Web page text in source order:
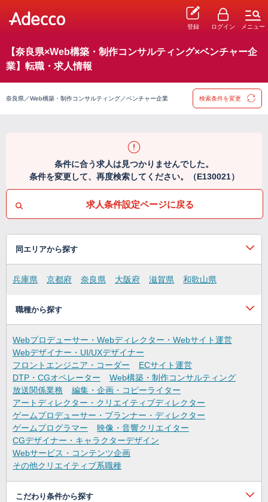
登録 ログイン メニュー
【奈良県×Web構築・制作コンサルティング×ベンチャー企
業】転職・求人情報
奈良県／Web構築・制作コンサルティング／ベンチャー企業 検索条件を変更
条件に合う求人は見つかりませんでした。
条件を変更して、再度検索してください。（E130021）
求人条件設定ページに戻る
同エリアから探す
兵庫県 京都府 奈良県 大阪府 滋賀県 和歌山県
職種から探す
Webプロデューサー・Webディレクター・Webサイト運営
Webデザイナー・UI/UXデザイナー
フロントエンジニア・コーダー
ECサイト運営
DTP・CGオペレーター
Web構築・制作コンサルティング
放送関係業務
編集・企画・コピーライター
アートディレクター・クリエイティブディレクター
ゲームプロデューサー・プランナー・ディレクター
ゲームプログラマー
映像・音響クリエイター
CGデザイナー・キャラクターデザイン
Webサービス・コンテンツ企画
その他クリエイティブ系職種
こだわり条件から探す